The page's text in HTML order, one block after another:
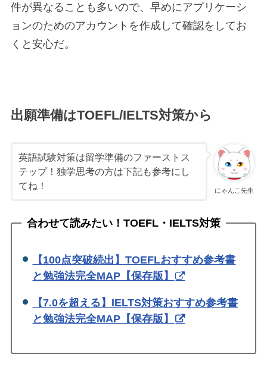
件が異なることも多いので、早めにアプリケーシ
ョンのためのアカウントを作成して確認をしてお
くと安心だ。
出願準備はTOEFL/IELTS対策から
にゃんこ先生
英語試験対策は留学準備のファーストス
テップ！独学思考の方は下記も参考にし
てね！
合わせて読みたい！TOEFL・IELTS対策
【100点突破続出】TOEFLおすすめ参考書
と勉強法完全MAP【保存版】
【7.0を超える】IELTS対策おすすめ参考書
と勉強法完全MAP【保存版】